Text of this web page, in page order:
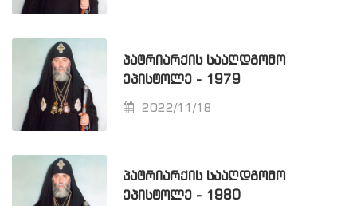
ᲞᲐᲢᲠᲘᲐᲠᲥᲘᲡ ᲡᲐᲐᲦᲓᲒᲝᲛᲝ
ᲔᲞᲘᲡᲢᲝᲚᲔ - 1979
2022/11/18
ᲞᲐᲢᲠᲘᲐᲠᲥᲘᲡ ᲡᲐᲐᲦᲓᲒᲝᲛᲝ
ᲔᲞᲘᲡᲢᲝᲚᲔ - 1980